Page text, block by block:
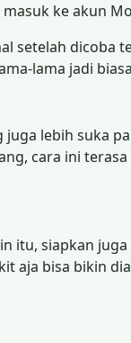
ke akun
setelah dicoba
lama jadi
lebih suka
cara ini
itu, siapkan juga
aja bisa bikin